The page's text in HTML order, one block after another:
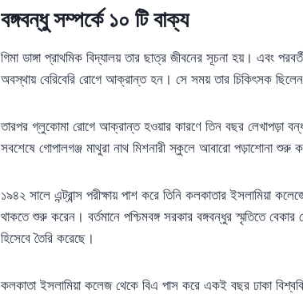
বঙ্গবন্ধু সম্পর্কে ১০ টি বাক্য
গিমা ডাঙ্গা প্রাথমিক বিদ্যালয় তার ছাত্র জীবনের সূচনা হয়। এবং
অবস্থায় বেরিবেরি রোগে আক্রান্ত হন। সে সময় তার চিকিৎসক ছিলেন
তারপর গ্লুকোমা রোগে আক্রান্ত হওয়ার কারণে তিন বছর লেখাপড়া
সবশেষে গোপালগঞ্জ মাথুরা নাথ মিশনারী স্কুলে আবারো পড়াশোনা শুরু
১৯৪২ সালে এন্ট্রান্স পরীক্ষায় পাশ করে তিনি কলকাতার ইসলামিয়া
থাকতে শুরু করেন। বর্তমানে পশ্চিমবঙ্গ সরকার বঙ্গবন্ধুর স্মৃতিতে
হিসেবে তৈরি করেছে।
কলকাতা ইসলামিয়া কলেজ থেকে বিএ পাস করে একই বছর ঢাকা